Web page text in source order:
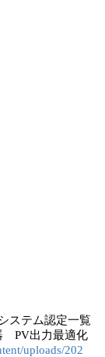
ステム認定一覧
PV出力最適化
uploads/202